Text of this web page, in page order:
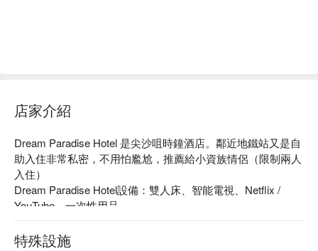
店家介紹
Dream Paradise Hotel 是尖沙咀時鐘酒店。鄰近地鐵站又是自
助入住非常私密，不用怕尷尬，推薦給小資族情侶（限制兩人
入住）
Dream Paradise Hotel設備：雙人床、智能電視、Netflix /
YouTube、一次性用品
Dream Paradise Hotel推薦：距離旺角地鐵站僅有 3 分鐘步
行、自助 check in
特殊設施